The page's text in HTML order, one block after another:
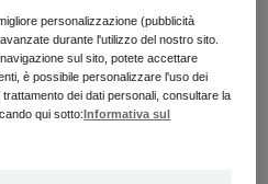
presenza specifica di
personalizzazione (pubblicità
durante l'utilizzo del nostro sito.
sul sito, potete accettare
è possibile personalizzare l'uso dei
dei dati personali, consultare la
qui sotto: Informativa sul